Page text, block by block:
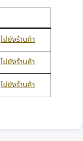
ไปยังร้านค้า
ไปยังร้านค้า
ไปยังร้านค้า